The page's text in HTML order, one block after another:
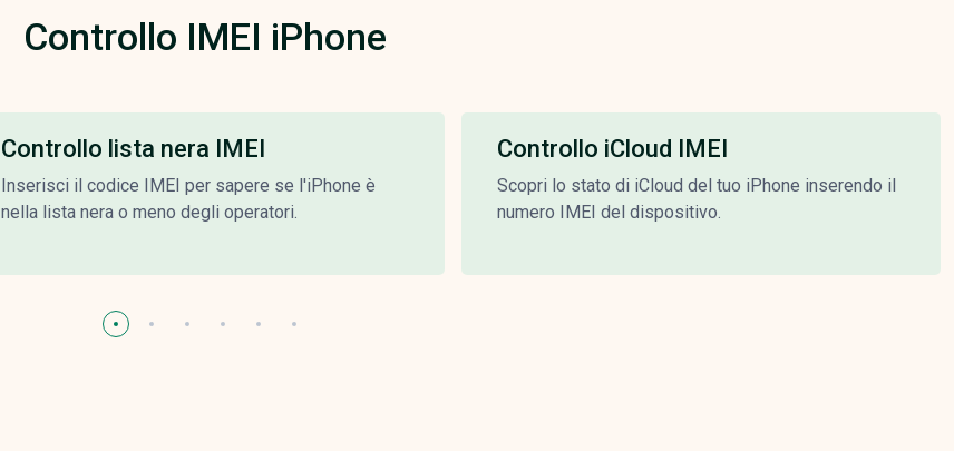
Controllo IMEI iPhone
Controllo lista nera IMEI
Inserisci il codice IMEI per sapere se l'iPhone è
nella lista nera o meno degli operatori.
Controllo iCloud IMEI
Scopri lo stato di iCloud del tuo iPhone inserendo il
numero IMEI del dispositivo.